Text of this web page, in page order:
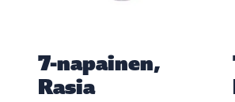
7-napainen,
Rasia